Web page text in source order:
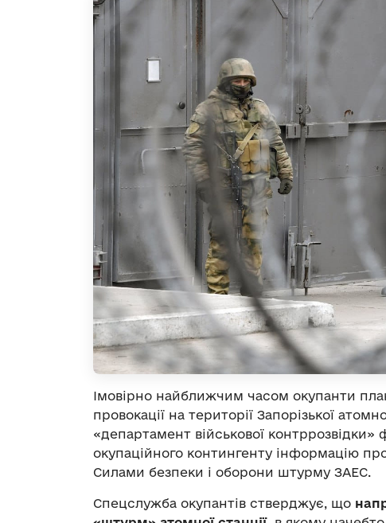
Імовірно найближчим часом окупанти
провокації на території Запорізької
«департамент військової
окупаційного контингенту інформацію
Силами безпеки і оборони штурму ЗАЕС.
Спецслужба окупантів стверджує, що